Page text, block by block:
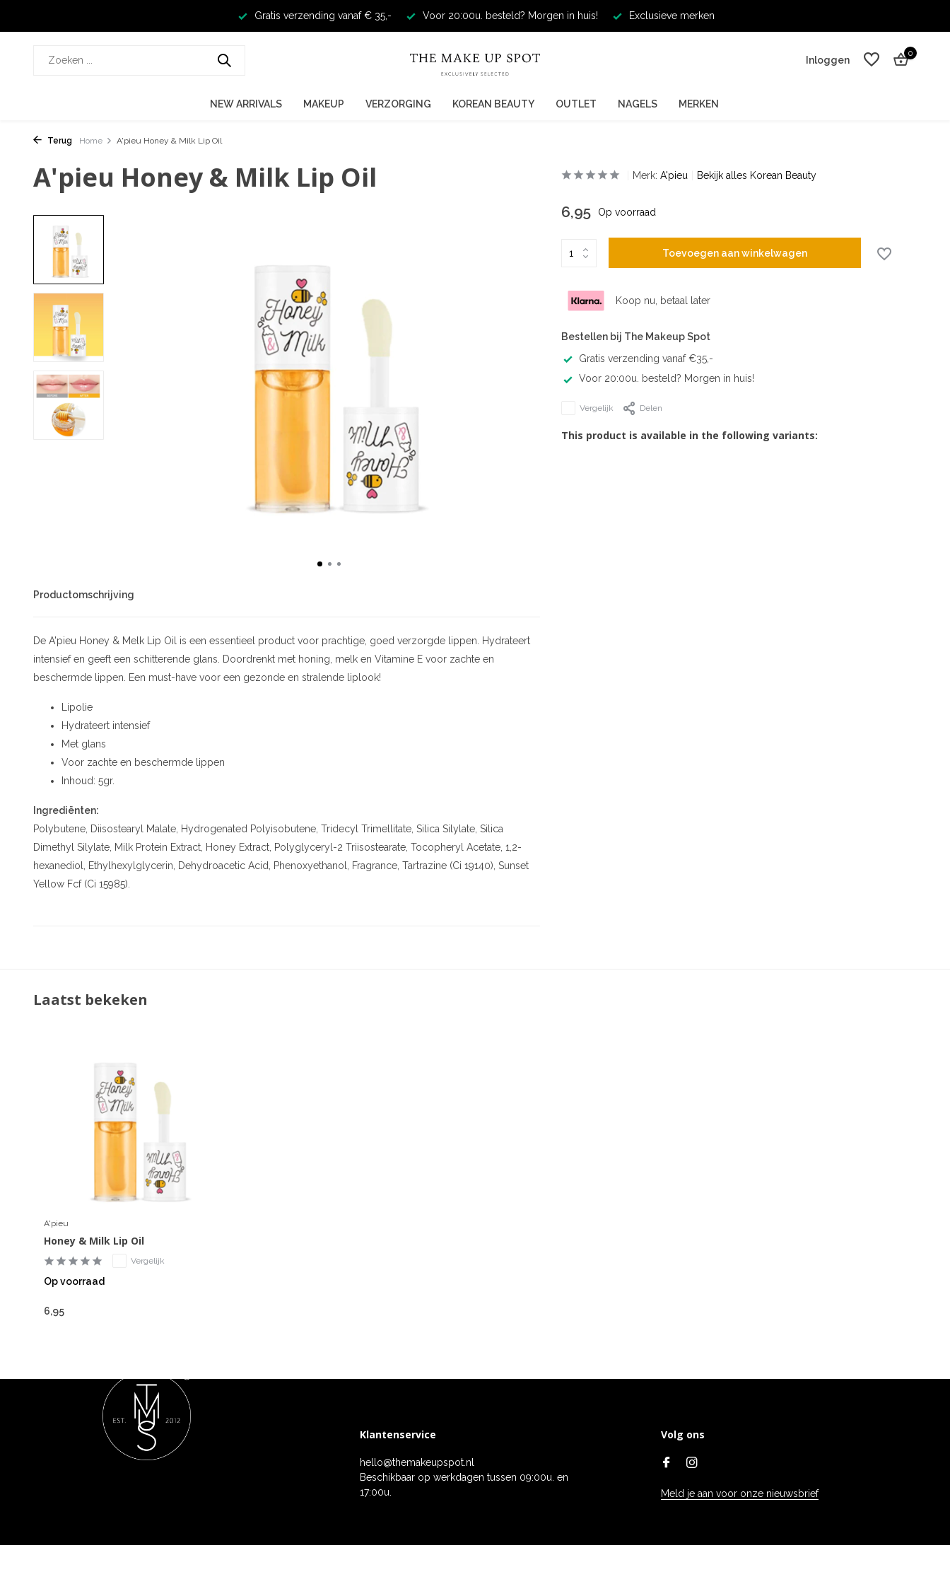
Gratis verzending vanaf € 35,- Voor 20:00u. besteld? Morgen in huis! Exclusieve merken
Inloggen
0
NEW ARRIVALS MAKEUP VERZORGING KOREAN BEAUTY OUTLET NAGELS MERKEN
Terug Home A'pieu Honey & Milk Lip Oil
A'pieu Honey & Milk Lip Oil
Productomschrijving
De A'pieu Honey & Melk Lip Oil is een essentieel product voor prachtige, goed verzorgde lippen. Hydrateert
intensief en geeft een schitterende glans. Doordrenkt met honing, melk en Vitamine E voor zachte en
beschermde lippen. Een must-have voor een gezonde en stralende liplook!
Lipolie
Hydrateert intensief
Met glans
Voor zachte en beschermde lippen
Inhoud: 5gr.
Ingrediënten:
Polybutene, Diisostearyl Malate, Hydrogenated Polyisobutene, Tridecyl Trimellitate, Silica Silylate, Silica
Dimethyl Silylate, Milk Protein Extract, Honey Extract, Polyglyceryl-2 Triisostearate, Tocopheryl Acetate, 1,2-
hexanediol, Ethylhexylglycerin, Dehydroacetic Acid, Phenoxyethanol, Fragrance, Tartrazine (Ci 19140), Sunset
Yellow Fcf (Ci 15985).
Merk: A'pieu Bekijk alles Korean Beauty
6,95 Op voorraad
Toevoegen aan winkelwagen
Koop nu, betaal later
Bestellen bij The Makeup Spot
Gratis verzending vanaf €35,-
Voor 20:00u. besteld? Morgen in huis!
Vergelijk Delen
This product is available in the following variants:
Laatst bekeken
A'pieu
Honey & Milk Lip Oil
Vergelijk
Op voorraad
6,95
Klantenservice
hello@themakeupspot.nl
Beschikbaar op werkdagen tussen 09:00u. en
17:00u.
Volg ons
Meld je aan voor onze nieuwsbrief